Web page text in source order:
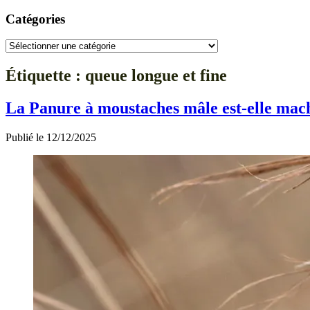
Catégories
Catégories
Étiquette : queue longue et fine
La Panure à moustaches mâle est-elle
Publié le 12/12/2025